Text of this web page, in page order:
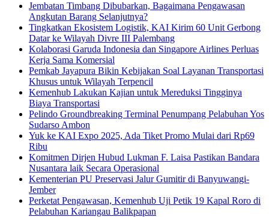
Jembatan Timbang Dibubarkan, Bagaimana Pengawasan
Angkutan Barang Selanjutnya?
Tingkatkan Ekosistem Logistik, KAI Kirim 60 Unit Gerbong
Datar ke Wilayah Divre III Palembang
Kolaborasi Garuda Indonesia dan Singapore Airlines Perluas
Kerja Sama Komersial
Pemkab Jayapura Bikin Kebijakan Soal Layanan Transportasi
Khusus untuk Wilayah Terpencil
Kemenhub Lakukan Kajian untuk Mereduksi Tingginya
Biaya Transportasi
Pelindo Groundbreaking Terminal Penumpang Pelabuhan Yos
Sudarso Ambon
Yuk ke KAI Expo 2025, Ada Tiket Promo Mulai dari Rp69
Ribu
Komitmen Dirjen Hubud Lukman F. Laisa Pastikan Bandara
Nusantara laik Secara Operasional
Kementerian PU Preservasi Jalur Gumitir di Banyuwangi-
Jember
Perketat Pengawasan, Kemenhub Uji Petik 19 Kapal Roro di
Pelabuhan Kariangau Balikpapan